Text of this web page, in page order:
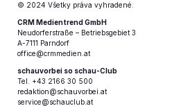
© 2024 Všetky práva vyhradené.
CRM Medientrend GmbH
Neudorferstraße – Betriebsgebiet 3
A-7111 Parndorf
office@crmmedien.at
schauvorbei so schau-Club
Tel. +43 2166 30 500
redaktion@schauvorbei.at
service@schauclub.at